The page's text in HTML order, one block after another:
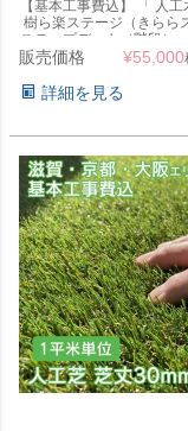
【基本工事費込】 「 人
樹ら楽ステージ（きらら
ステップデッキ（階段）
京都・大阪のみ対応可能
販売価格 ¥55,000
詳細を見る